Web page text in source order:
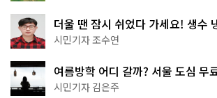
더울 땐 잠시 쉬었다 가세요! 생수
·무더위쉼터까지
시민기자 조수연
여름방학 어디 갈까? 서울 도심 무
추천
시민기자 김은주